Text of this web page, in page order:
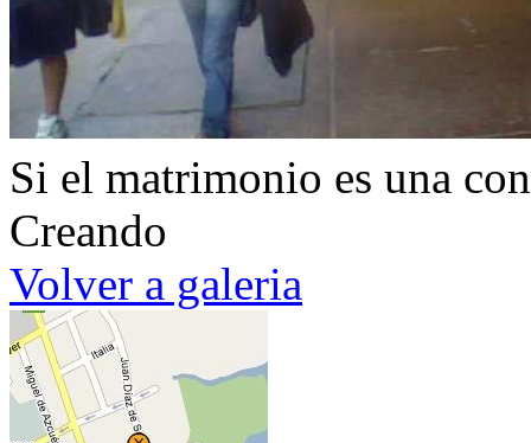
Si el matrimonio es una
Creando
Volver a galeria